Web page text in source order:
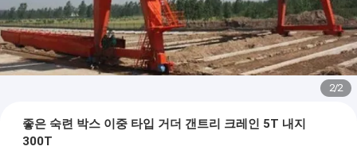
2/2
좋은 숙련 박스 이중 타입 거더 갠트리 크레인 5T 내지
300T